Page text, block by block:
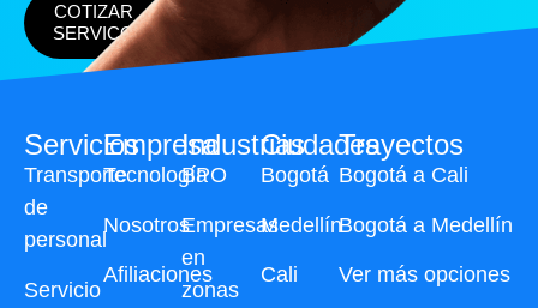
COTIZAR
SERVICO
Servicios
Transporte
de
personal
Servicio
Industrias
BPO
Empresas
en
zonas
Ciudades
Bogotá
Medellín
Cali
Trayectos
Bogotá a Cali
Bogotá a Medellín
Ver más opciones
Empresa
Tecnología
Nosotros
Afiliaciones